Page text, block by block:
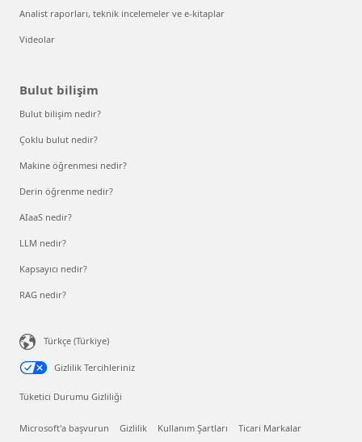
Analist raporları, teknik incelemeler ve e-kitaplar
Videolar
Bulut bilişim
Bulut bilişim nedir?
Çoklu bulut nedir?
Makine öğrenmesi nedir?
Derin öğrenme nedir?
AIaaS nedir?
LLM nedir?
Kapsayıcı nedir?
RAG nedir?
Türkçe (Türkiye)
Gizlilik Tercihleriniz
Tüketici Durumu Gizliliği
Microsoft'a başvurun Gizlilik Kullanım Şartları Ticari Markalar